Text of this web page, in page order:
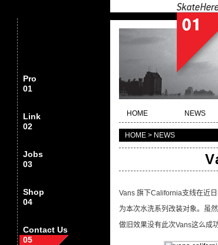
Pro
01
Link
02
Jobs
03
Shop
04
Contact Us
05
HOME NEWS
HOME > NEWS
Vans 旗下California支线在近
为本次水洗系列改装对象。虽
做旧效果没有此次Vans这么成